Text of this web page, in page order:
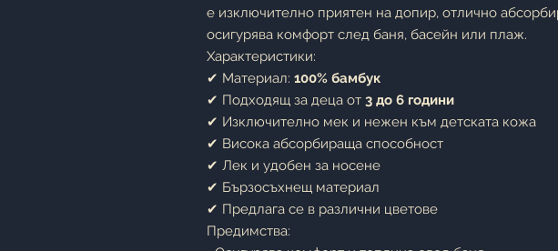
е изключително приятен на допир, отлично
осигурява комфорт след баня, басейн или плаж.
Характеристики:
✔ Материал: 100% бамбук
✔ Подходящ за деца от 3 до 6 години
✔ Изключително мек и нежен към детската кожа
✔ Висока абсорбираща способност
✔ Лек и удобен за носене
✔ Бързосъхнещ материал
✔ Предлага се в различни цветове
Предимства: